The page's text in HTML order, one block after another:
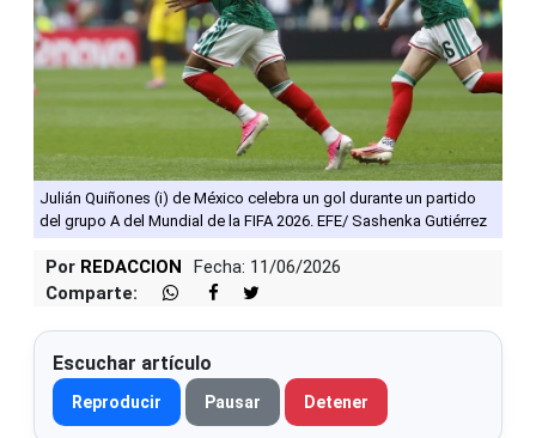
Julián Quiñones (i) de México celebra un gol durante un partido
del grupo A del Mundial de la FIFA 2026. EFE/ Sashenka Gutiérrez
Por REDACCION
Fecha: 11/06/2026
Comparte:
Escuchar artículo
Reproducir Pausar Detener